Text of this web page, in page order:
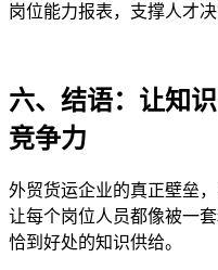
岗位能力报表，支撑人才决
六、结语：让知
竞争力
外贸货运企业的真正壁垒
让每个岗位人员都像被一
恰到好处的知识供给。